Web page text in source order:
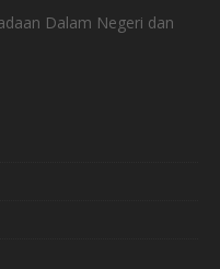
Dalam Negeri dan